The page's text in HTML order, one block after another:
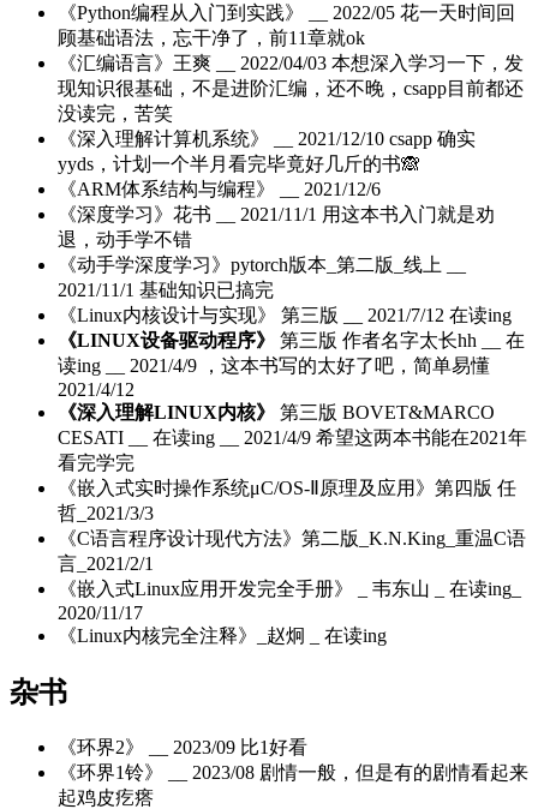
《Python编程从入门到实践》 __ 2022/05 花一天时间回
顾基础语法，忘干净了，前11章就ok
《汇编语言》王爽 __ 2022/04/03 本想深入学习一下，发
现知识很基础，不是进阶汇编，还不晚，csapp目前都还
没读完，苦笑
《深入理解计算机系统》 __ 2021/12/10 csapp 确实
yyds，计划一个半月看完毕竟好几斤的书🙈
《ARM体系结构与编程》 __ 2021/12/6
《深度学习》花书 __ 2021/11/1 用这本书入门就是劝
退，动手学不错
《动手学深度学习》pytorch版本_第二版_线上 __
2021/11/1 基础知识已搞完
《Linux内核设计与实现》 第三版 __ 2021/7/12 在读ing
《LINUX设备驱动程序》
第三版 作者名字太长hh __ 在
读ing __ 2021/4/9 ，这本书写的太好了吧，简单易懂
2021/4/12
《深入理解LINUX内核》
第三版 BOVET&MARCO
CESATI __ 在读ing __ 2021/4/9 希望这两本书能在2021年
看完学完
《嵌入式实时操作系统μC/OS-Ⅱ原理及应用》第四版 任
哲_2021/3/3
《C语言程序设计现代方法》第二版_K.N.King_重温C语
言_2021/2/1
《嵌入式Linux应用开发完全手册》 _ 韦东山 _ 在读ing_
2020/11/17
《Linux内核完全注释》_赵炯 _ 在读ing
杂书
《环界2》 __ 2023/09 比1好看
《环界1铃》 __ 2023/08 剧情一般，但是有的剧情看起来
起鸡皮疙瘩